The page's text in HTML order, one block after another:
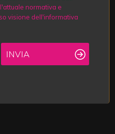
normativa e
visione dell'informativa
INVIA